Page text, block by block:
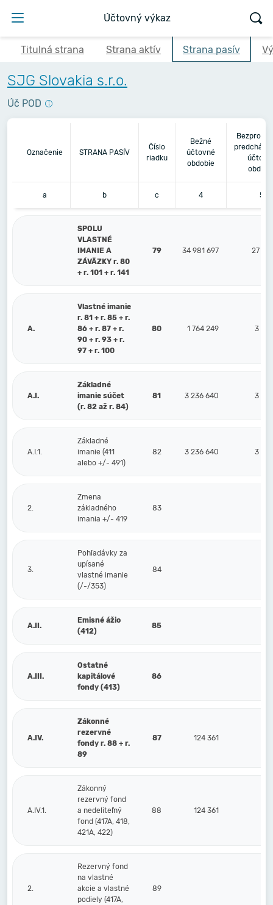
Účtovný výkaz
Titulná strana Strana aktív Strana pasív
SJG Slovakia s.r.o.
Úč POD
Označenie STRANA PASÍV
Číslo
riadku
Bežné
účtovné
obdobie
a b c 4 5
SPOLU
VLASTNÉ
IMANIE A
ZÁVÄZKY r. 80
+ r. 101 + r. 141
79 34 981 697 27
A.
Vlastné imanie
r. 81 + r. 85 + r.
86 + r. 87 + r.
90 + r. 93 + r.
97 + r. 100
80 1 764 249 3
A.I.
Základné
imanie súčet
(r. 82 až r. 84)
81 3 236 640 3
A.I.1.
Základné
imanie (411
alebo +/- 491)
82 3 236 640 3
2.
Zmena
základného
imania +/- 419
83
3.
Pohľadávky za
upísané
vlastné imanie
(/-/353)
84
A.II.
Emisné ážio
(412)
85
A.III.
Ostatné
kapitálové
fondy (413)
86
A.IV.
Zákonné
rezervné
fondy r. 88 + r.
89
87 124 361
A.IV.1.
Zákonný
rezervný fond
a nedeliteľný
fond (417A, 418,
421A, 422)
88 124 361
2.
Rezervný fond
na vlastné
akcie a vlastné
podiely (417A,
89